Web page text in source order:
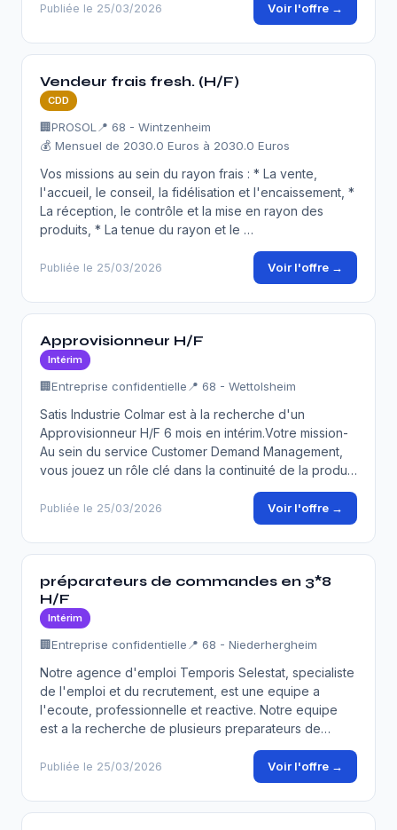
Publiée le 25/03/2026 Voir l'offre →
Vendeur frais fresh. (H/F)
CDD
🏢PROSOL 📍 68 - Wintzenheim
💰 Mensuel de 2030.0 Euros à 2030.0 Euros
Vos missions au sein du rayon frais : * La vente,
l'accueil, le conseil, la fidélisation et l'encaissement, *
La réception, le contrôle et la mise en rayon des
produits, * La tenue du rayon et le …
Publiée le 25/03/2026 Voir l'offre →
Approvisionneur H/F
Intérim
🏢Entreprise confidentielle 📍 68 - Wettolsheim
Satis Industrie Colmar est à la recherche d'un
Approvisionneur H/F 6 mois en intérim.Votre mission-
Au sein du service Customer Demand Management,
vous jouez un rôle clé dans la continuité de la produ…
Publiée le 25/03/2026 Voir l'offre →
préparateurs de commandes en 3*8
H/F
Intérim
🏢Entreprise confidentielle 📍 68 - Niederhergheim
Notre agence d'emploi Temporis Selestat, specialiste
de l'emploi et du recrutement, est une equipe a
l'ecoute, professionnelle et reactive. Notre equipe
est a la recherche de plusieurs preparateurs de…
Publiée le 25/03/2026 Voir l'offre →